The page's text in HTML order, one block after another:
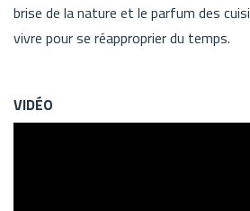
brise de la nature et le parfum des
vivre pour se réapproprier du temps.
VIDÉO